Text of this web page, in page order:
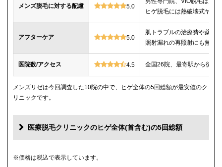
メンズ脱毛に対する配慮 5.0
ヒゲ脱毛には熱破壊式ヤグ
アフターケア 5.0
肌トラブルの治療費や薬代
照射漏れの再照射にも無料
医院数/アクセス 4.5 全国26院、最寄駅から徒歩
メンズリゼは今回調査した10院の中で、ヒゲ全体の5回総額が最安値のク
リニックです。
医療脱毛クリニックのヒゲ全体(首含む)の5回総額
クリニック
※価格は税込で表示しています。